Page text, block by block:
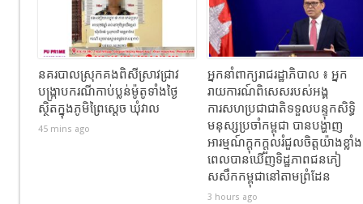
នគរបាលស្រុកគងពិសីស្រាវជ្រាវ
បង្ក្រាបករណីកាប់ប្លន់ម៉ូតូទាំងថ្ងៃ
ស្ថិតក្នុងភូមិព្រៃស្ដេច ឃុំវាល
45 mins ago
អ្នកនាំពាក្យរាជរដ្ឋាភិបាល ៖ អ្នក
រាយការណ៍ពិសេសរបស់អង្គ
ការសហប្រជាជាតិទទួលបន្ទុកសិទ្ធិ
មនុស្សប្រចាំកម្ពុជា បានបង្ហាញ
អារម្មណ៍ក្តុកក្តួលរំជួលចិត្តយ៉ាងខ្លាំង
ពេលបានឃើញទិដ្ឋភាពជនភៀ
សសឹកកម្ពុជានៅតាមព្រំដែន
3 hours ago